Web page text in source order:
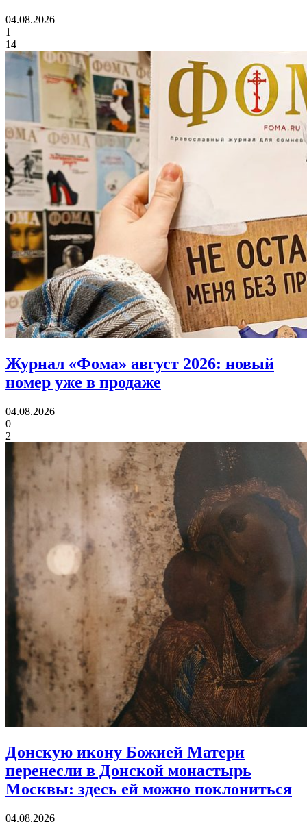
04.08.2026
1
14
Журнал «Фома» август 2026: новый
номер уже в продаже
04.08.2026
0
2
Донскую икону Божией Матери
перенесли в Донской монастырь
Москвы: здесь ей можно поклониться
04.08.2026